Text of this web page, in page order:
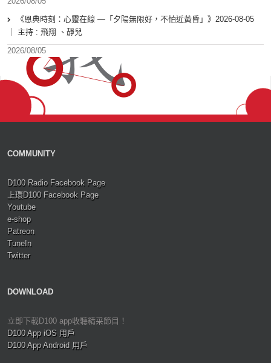
《恩典時刻：心靈在線 —「夕陽無限好，不怕近黃昏」》2026-08-05
｜ 主持 : 飛翔 、靜兒
2026/08/05
COMMUNITY
D100 Radio Facebook Page
上環D100 Facebook Page
Youtube
e-shop
Patreon
TuneIn
Twitter
DOWNLOAD
立即下載D100 app收聽精采節目！
D100 App iOS 用戶
D100 App Android 用戶